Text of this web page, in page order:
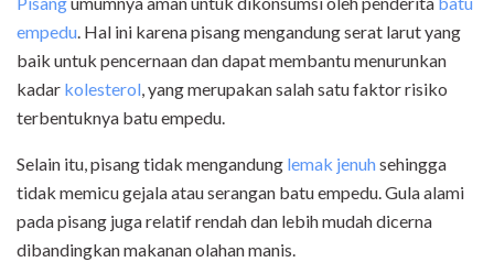
empedu. Hal ini karena pisang mengandung serat larut yang
baik untuk pencernaan dan dapat membantu menurunkan
kadar kolesterol, yang merupakan salah satu faktor risiko
terbentuknya batu empedu.
Selain itu, pisang tidak mengandung lemak jenuhsehingga
tidak memicu gejala atau serangan batu empedu. Gula alami
pada pisang juga relatif rendah dan lebih mudah dicerna
dibandingkan makanan olahan manis.